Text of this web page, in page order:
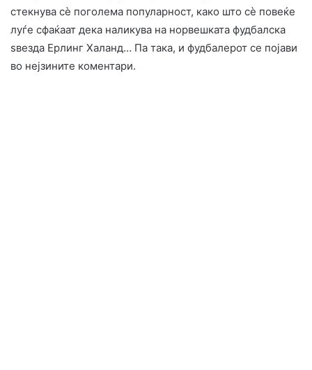
стекнува сѐ поголема популарност, како што сѐ повеќе
луѓе сфаќаат дека наликува на норвешката фудбалска
ѕвезда Ерлинг Халанд… Па така, и фудбалерот се појави
во нејзините коментари.